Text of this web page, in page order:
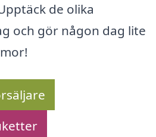
de olika
och gör någon dag lite